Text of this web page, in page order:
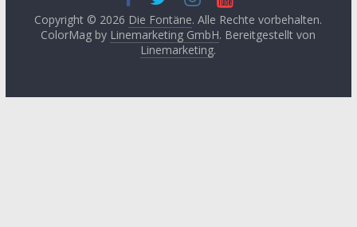
Leitartikel von
Fethullah Gülen
Lyrik
2024(3)
Juni 2024(3)
April 2024(2)
Copyright © 2026 Die Fontäne. Alle Rechte vorbehalten.
ColorMag by Linemarketing GmbH. Bereitgestellt von
Linemarketing.